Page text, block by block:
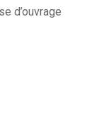
d’ouvrage